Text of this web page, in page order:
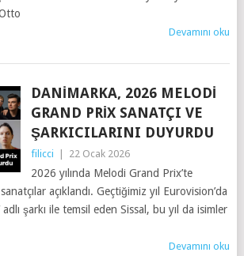
Devamını oku
DANIMARKA, 2026 MELODI
GRAND PRIX SANATÇI VE
ŞARKICILARINI DUYURDU
filicci 22 Ocak 2026
2026 yılında Melodi Grand Prix’te
açıklandı. Geçtiğimiz yıl Eurovision’da
şarkı ile temsil eden Sissal, bu yıl da isimler
Devamını oku